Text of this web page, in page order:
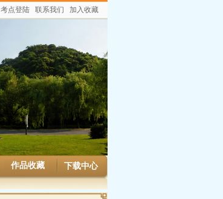
考点登陆 联系我们 加入收藏
作品收藏 下载中心